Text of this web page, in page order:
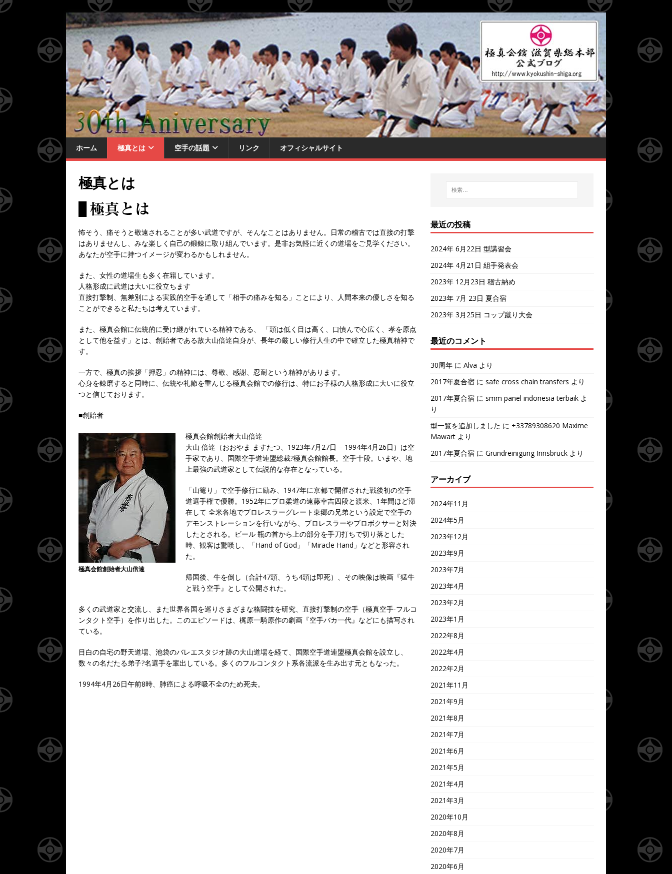
ホーム 極真とは 空手の話題 リンク オフィシャルサイト
極真とは
怖そう、痛そうと敬遠されることが多い武道ですが、そんなことはありません。日常の稽古では直接の打撃
はありませんし、みな楽しく自己の鍛錬に取り組んでいます。是非お気軽に近くの道場をご見学ください。
あなたが空手に持つイメージが変わるかもしれません。
また、女性の道場生も多く在籍しています。
人格形成に武道は大いに役立ちます
直接打撃制、無差別による実践的空手を通して「相手の痛みを知る」ことにより、人間本来の優しさを知る
ことができると私たちは考えています。
また、極真会館に伝統的に受け継がれている精神である、 「頭は低く目は高く、口慎んで心広く、孝を原点
として他を益す」とは、創始者である故大山倍達自身が、長年の厳しい修行人生の中で確立した極真精神で
す。
一方で、極真の挨拶「押忍」の精神には、尊敬、感謝、忍耐という精神があります。
心身を錬磨すると同時に、伝統や礼節を重んじる極真会館での修行は、特にお子様の人格形成に大いに役立
つと信じております。
■創始者
極真会館創始者大山倍達
極真会館創始者大山倍達
大山 倍達（おおやま ますたつ、1923年7月27日 – 1994年4月26日）は空
手家であり、国際空手道連盟総裁?極真会館館長。空手十段。いまや、地
上最強の武道家として伝説的な存在となっている。
「山篭り」で空手修行に励み、1947年に京都で開催された戦後初の空手
道選手権で優勝。1952年にプロ柔道の遠藤幸吉四段と渡米、1年間ほど滞
在して 全米各地でプロレスラーグレート東郷の兄弟という設定で空手の
デモンストレーションを行いながら、プロレスラーやプロボクサーと対決
したとされる。ビール 瓶の首から上の部分を手刀打ちで切り落とした
時、観客は驚嘆し、「Hand of God」「Miracle Hand」などと形容され
た。
帰国後、牛を倒し（合計47頭、うち4頭は即死）、その映像は映画『猛牛
と戦う空手』として公開された。
多くの武道家と交流し、また世界各国を巡りさまざまな格闘技を研究、直接打撃制の空手（極真空手-フルコ
ンタクト空手）を作り出した。このエピソードは、梶原一騎原作の劇画『空手バカ一代』などにも描写され
ている。
目白の自宅の野天道場、池袋のバレエスタジオ跡の大山道場を経て、国際空手道連盟極真会館を設立し、
数々の名だたる弟子?名選手を輩出している。多くのフルコンタクト系各流派を生み出す元ともなった。
1994年4月26日午前8時、肺癌による呼吸不全のため死去。
最近の投稿
2024年 6月22日 型講習会
2024年 4月21日 組手発表会
2023年 12月23日 稽古納め
2023年 7月 23日 夏合宿
2023年 3月25日 コップ蹴り大会
最近のコメント
30周年に Alva より
2017年夏合宿に safe cross chain transfers より
2017年夏合宿に smm panel indonesia terbaikよ
り
型一覧を追加しました に +33789308620 Maxime
Mawartより
2017年夏合宿に Grundreinigung Innsbruckより
アーカイブ
2024年11月
2024年5月
2023年12月
2023年9月
2023年7月
2023年4月
2023年2月
2023年1月
2022年8月
2022年4月
2022年2月
2021年11月
2021年9月
2021年8月
2021年7月
2021年6月
2021年5月
2021年4月
2021年3月
2020年10月
2020年8月
2020年7月
2020年6月